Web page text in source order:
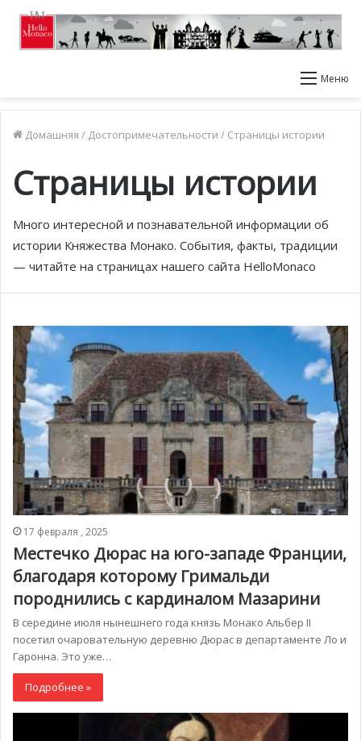
Меню
Домашняя / Достопримечательности / Страницы истории
Страницы истории
Много интересной и познавательной информации об
истории Княжества Монако. События, факты, традиции
— читайте на страницах нашего сайта HelloMonaco
17 февраля , 2025
Местечко Дюрас на юго-западе Франции,
благодаря которому Гримальди
породнились с кардиналом Мазарини
В середине июля нынешнего года князь Монако Альбер II
посетил очаровательную деревню Дюрас в департаменте Ло и
Гаронна. Это уже…
Подробнее »